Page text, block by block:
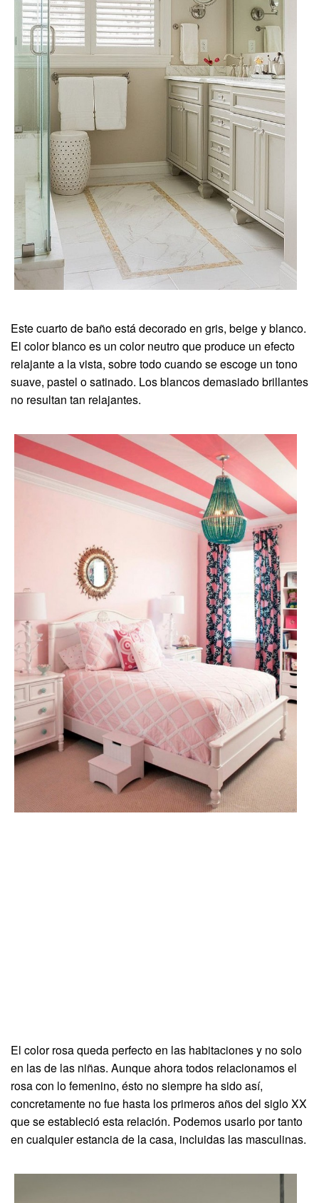
Este cuarto de baño está decorado en gris, beige y blanco.
El color blanco es un color neutro que produce un efecto
relajante a la vista, sobre todo cuando se escoge un tono
suave, pastel o satinado. Los blancos demasiado brillantes
no resultan tan relajantes.
El color rosa queda perfecto en las habitaciones y no solo
en las de las niñas. Aunque ahora todos relacionamos el
rosa con lo femenino, ésto no siempre ha sido así,
concretamente no fue hasta los primeros años del siglo XX
que se estableció esta relación. Podemos usarlo por tanto
en cualquier estancia de la casa, incluidas las masculinas.